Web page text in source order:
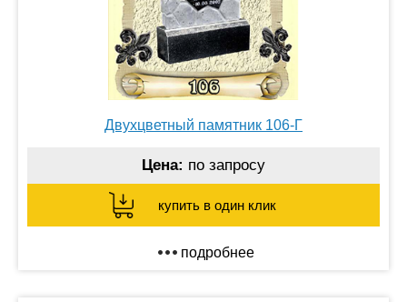
Двухцветный памятник 106-Г
Цена: по запросу
купить в один клик
подробнее